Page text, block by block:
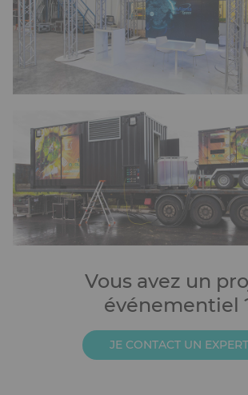
Vous avez un
événementiel
JE CONTACT UN EXPERT